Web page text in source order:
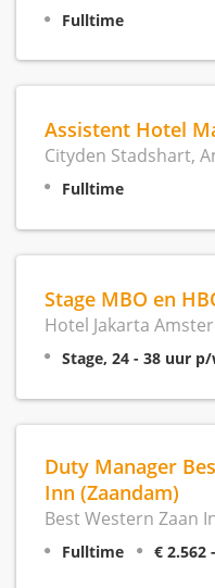
Fulltime
Assistent Hotel
Cityden Stadshart,
Fulltime
Stage MBO en
Hotel Jakarta
Stage, 24 - 38 uur
Duty Manager
Inn (Zaandam)
Best Western Zaan
Fulltime € 2.562